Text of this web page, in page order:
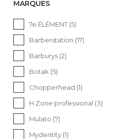
MARQUES
7e ÉLÉMENT (5)
Barberstation (17)
Barburys (2)
Botak (5)
Chopperhead (1)
H.Zone professional (3)
Mulato (7)
Mydentity (1)